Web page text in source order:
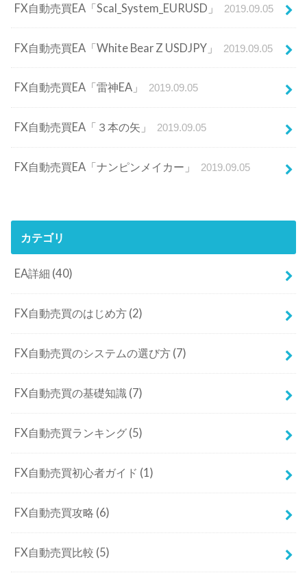
FX自動売買EA「Scal_System_EURUSD」 2019.09.05
FX自動売買EA「White Bear Z USDJPY」 2019.09.05
FX自動売買EA「雷神EA」 2019.09.05
FX自動売買EA「３本の矢」 2019.09.05
FX自動売買EA「ナンピンメイカー」 2019.09.05
カテゴリ
EA詳細 (40)
FX自動売買のはじめ方 (2)
FX自動売買のシステムの選び方 (7)
FX自動売買の基礎知識 (7)
FX自動売買ランキング (5)
FX自動売買初心者ガイド (1)
FX自動売買攻略 (6)
FX自動売買比較 (5)